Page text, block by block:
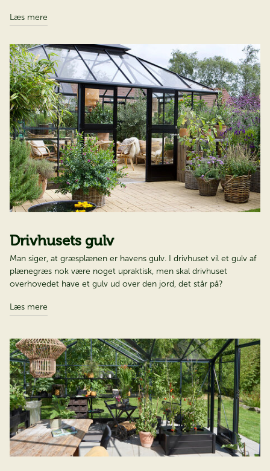
Læs mere
Drivhusets gulv
Man siger, at græsplænen er havens gulv. I drivhuset vil et gulv af
plænegræs nok være noget upraktisk, men skal drivhuset
overhovedet have et gulv ud over den jord, det står på?
Læs mere